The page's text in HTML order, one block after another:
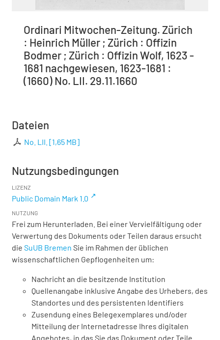
Ordinari Mitwochen-Zeitung. Zürich
: Heinrich Müller ; Zürich : Offizin
Bodmer ; Zürich : Offizin Wolf, 1623 -
1681 nachgewiesen, 1623-1681 :
(1660) No. LII. 29.11.1660
Dateien
No. LII. [1,65 MB]
Nutzungsbedingungen
LIZENZ
Public Domain Mark 1.0
NUTZUNG
Frei zum Herunterladen. Bei einer Vervielfältigung oder
Verwertung des Dokuments oder Teilen daraus ersucht
die SuUB Bremen Sie im Rahmen der üblichen
wissenschaftlichen Gepflogenheiten um:
Nachricht an die besitzende Institution
Quellenangabe inklusive Angabe des Urhebers, des
Standortes und des persistenten Identifiers
Zusendung eines Belegexemplares und/oder
Mitteilung der Internetadresse Ihres digitalen
Angebotes, in das Sie das Dokument oder Teile